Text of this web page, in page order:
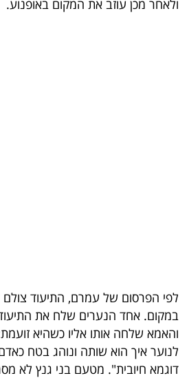
פודקאסט
40
UNDER
ולאחר מכן עוזב את המקום באופנוע.
לפי הפרסום של עמרם, התיעוד צולם
במקום. אחד הנערים שלח את
והאמא שלחה אותו אליו כשהיא
לנוער איך הוא שותה ונוהג בטח
דוגמא חיובית". מטעם בני גנץ לא